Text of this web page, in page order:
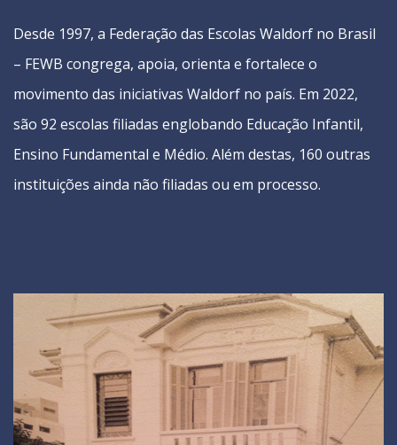
Desde 1997, a Federação das Escolas Waldorf no Brasil
– FEWB congrega, apoia, orienta e fortalece o
movimento das iniciativas Waldorf no país. Em 2022,
são 92 escolas filiadas englobando Educação Infantil,
Ensino Fundamental e Médio. Além destas, 160 outras
instituições ainda não filiadas ou em processo.